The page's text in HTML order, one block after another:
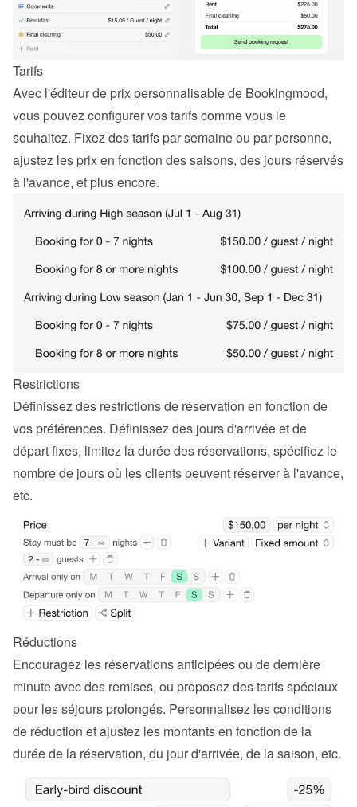
Tarifs
Avec l'éditeur de prix personnalisable de Bookingmood,
vous pouvez configurer vos tarifs comme vous le
souhaitez. Fixez des tarifs par semaine ou par personne,
ajustez les prix en fonction des saisons, des jours réservés
à l'avance, et plus encore.
Restrictions
Définissez des restrictions de réservation en fonction de
vos préférences. Définissez des jours d'arrivée et de
départ fixes, limitez la durée des réservations, spécifiez le
nombre de jours où les clients peuvent réserver à l'avance,
etc.
Réductions
Encouragez les réservations anticipées ou de dernière
minute avec des remises, ou proposez des tarifs spéciaux
pour les séjours prolongés. Personnalisez les conditions
de réduction et ajustez les montants en fonction de la
durée de la réservation, du jour d'arrivée, de la saison, etc.